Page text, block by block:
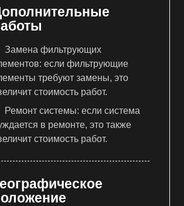
Замена фильтрующих
если фильтрующие
требуют замены, это
стоимость работ.
Ремонт системы: если система
в ремонте, это также
стоимость работ.